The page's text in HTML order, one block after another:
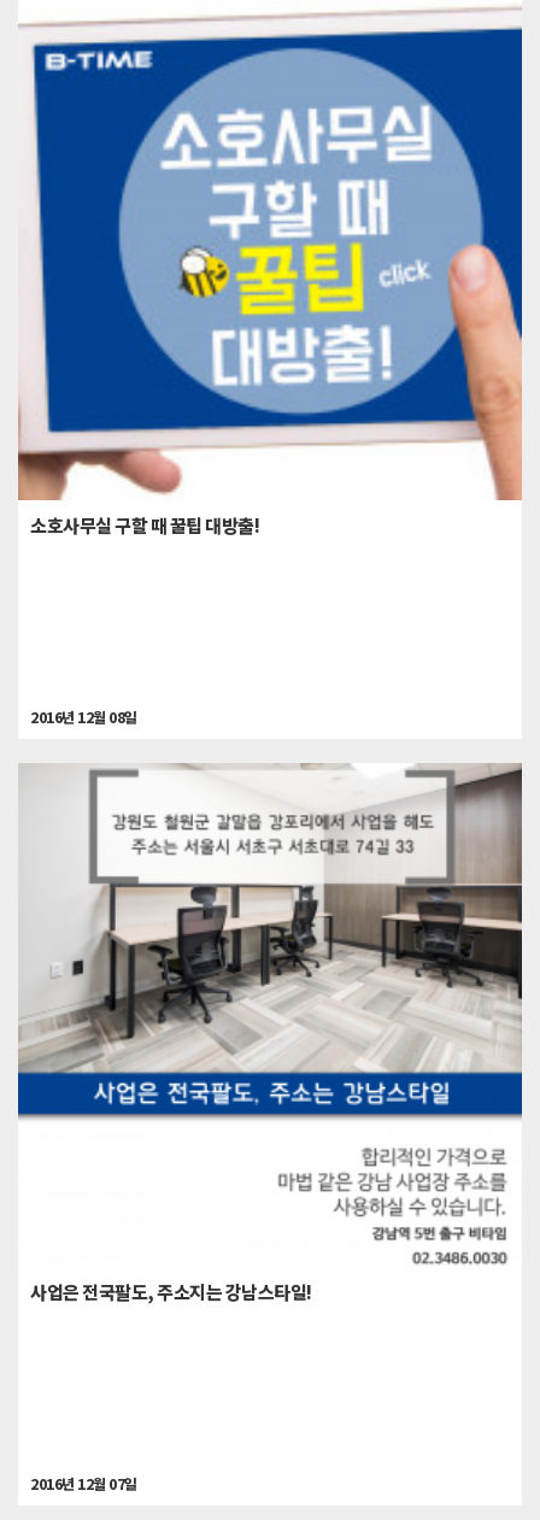
소호사무실 구할 때 꿀팁 대방출!
2016년 12월 08일
사업은 전국팔도, 주소지는 강남스타일!
2016년 12월 07일